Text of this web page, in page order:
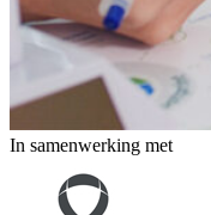
In samenwerking met